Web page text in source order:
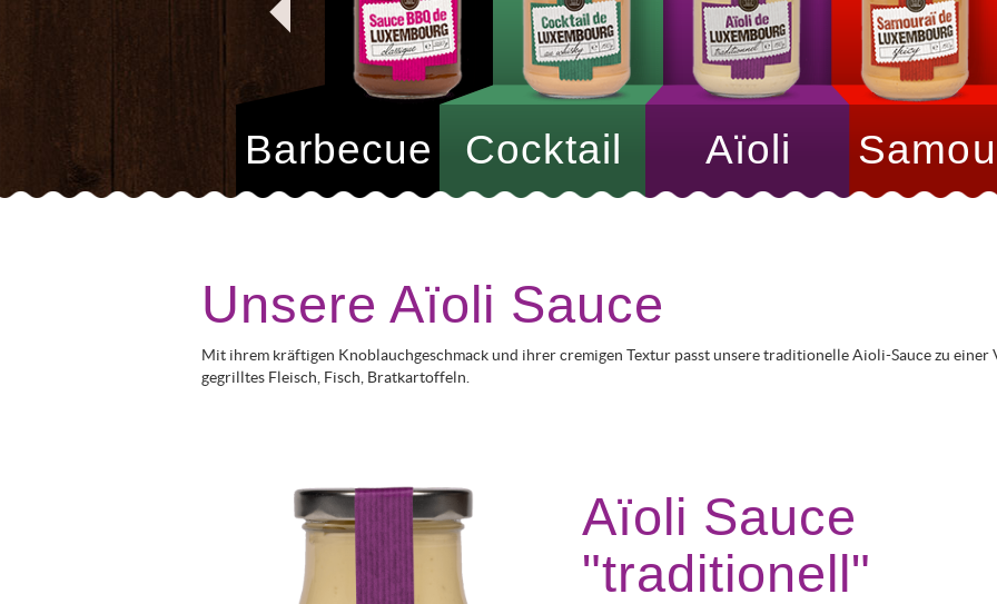
Barbecue Cocktail Aïoli
Unsere Aïoli Sauce
Mit ihrem kräftigen Knoblauchgeschmack und ihrer cremigen Textur passt unsere traditionelle Aioli-Sauce zu
gegrilltes Fleisch, Fisch, Bratkartoffeln.
Aïoli Sauce
"traditionell"